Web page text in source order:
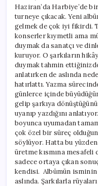
Haziran’da Harbiye’de
turneye çıkacak. Yeni
gelmek de çok iyi fikirdi.
konserler kıymetli ama
duymak da sanatçı ve
kuruyor. O şarkıların
duymak tahmin
anlatırken de aslında
hatırlattı. Yazma
günlerce içinde
gelip şarkıya
uyanıp yazdığını
boyunca uyumadan
çok özel bir süreç
söylüyor. Hatta bu yüzden
üretme kısmına
sadece ortaya çıkan
kendisi. Albümün isminin
aslında. Şarkılarla